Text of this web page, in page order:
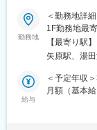
変化に対応
業」である
これを満た
し、より快
かつ高品質
変更の範囲
■働き方
ご家庭事情
本的には出
い環境です。
◎整備士歓
■お仕事内容：
自動車関連
カーの輸入
す。
勤務地
＜勤務地詳
1F勤務地最
煙【最寄り駅】
矢原駅、湯
給与
＜予定年収
月額（基本